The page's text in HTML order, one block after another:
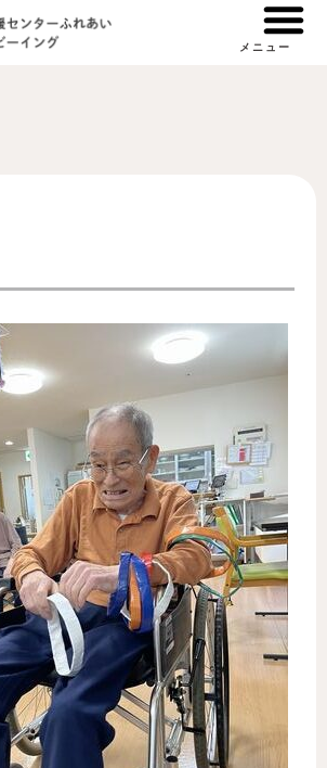
メニュー